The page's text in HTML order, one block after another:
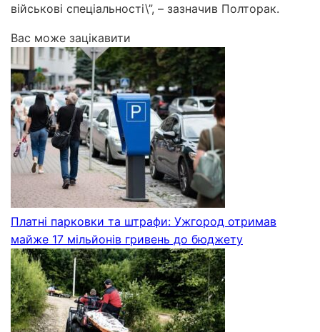
військові спеціальності\”, – зазначив Полторак.
Вас може зацікавити
Платні парковки та штрафи: Ужгород отримав
майже 17 мільйонів гривень до бюджету